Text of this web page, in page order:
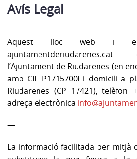
Avís Legal
Aquest lloc web i
l’Ajuntament de Riudarenes (en
amb CIF P1715700I i domicili a
Riudarenes (CP 17421),
adreça electrònica
—
La informació facilitada per mitjà